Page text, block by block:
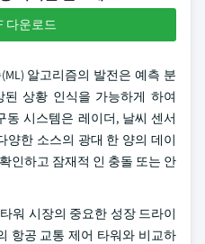
다운로드
알고리즘의 발전은 예측 분
상황 인식을 가능하게 하여
동 시스템은 레이더, 날씨 센서
양한 소스의 광대 한 양의 데이
인하고 잠재적 인 충돌 또는 안
워 시장의 중요한 성장 드라이
항공 교통 제어 타워와 비교하